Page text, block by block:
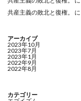
共産主義の敗北と復権。
に
アーカイブ
2023年10月
2023年7月
2023年1月
2022年9月
2022年8月
カテゴリー